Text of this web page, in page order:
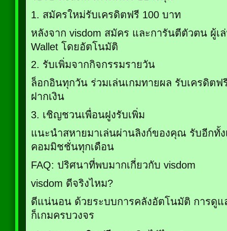
1. สมัครใหม่รับเครดิตฟรี 100 บาท
หลังจาก visdom สมัคร และการันตีตัวตน ผู้เ
Wallet โดยอัตโนมัติ
2. รับเพิ่มจากกิจกรรมรายวัน
ล็อกอินทุกวัน ร่วมเล่นเกมทายผล รับเครดิตฟ
ฝากเงิน
3. เชิญชวนเพื่อนฝูงรับเพิ่ม
แนะนำสหายมาเล่นผ่านลิงก์ของคุณ รับอีกทั้
คอมมิชชั่นทุกเดือน
FAQ: ปริศนาที่พบมากเกี่ยวกับ visdom
visdom ดีจริงไหม?
ดีแน่นอน ด้วยระบบการคลังอัตโนมัติ การดู
ก็เกมครบวงจร